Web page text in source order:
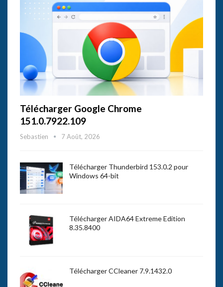
Télécharger Google Chrome
151.0.7922.109
Sebastien 7 Août, 2026
Télécharger Thunderbird 153.0.2 pour
Windows 64-bit
Télécharger AIDA64 Extreme Edition
8.35.8400
Télécharger CCleaner 7.9.1432.0